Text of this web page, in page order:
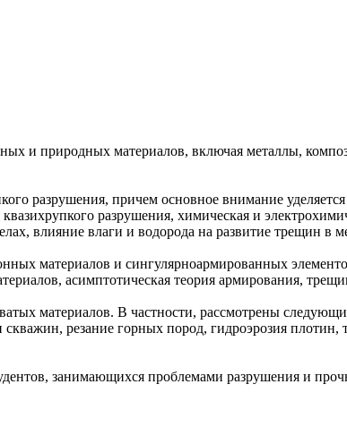
и природных материалов, включая металлы,
разрушения, причем основное внимание
разрушения, химическая и
влияние влаги и водорода на развитие трещин в
материалов и сингулярноармированных
асимптотическая теория армирования,
материалов. В частности, рассмотрены
скважин, резание горных пород, гидроэрозия
занимающихся проблемами разрушения и